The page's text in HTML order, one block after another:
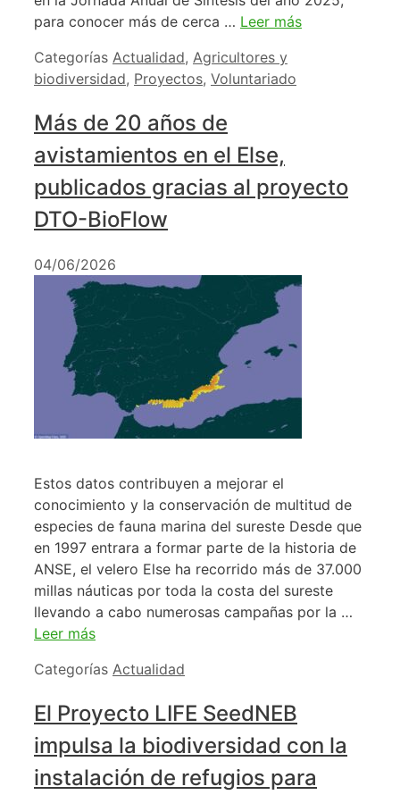
para conocer más de cerca … Leer más
Categorías Actualidad, Agricultores y
biodiversidad, Proyectos, Voluntariado
Más de 20 años de
avistamientos en el Else,
publicados gracias al proyecto
DTO-BioFlow
04/06/2026
Estos datos contribuyen a mejorar el
conocimiento y la conservación de multitud de
especies de fauna marina del sureste Desde que
en 1997 entrara a formar parte de la historia de
ANSE, el velero Else ha recorrido más de 37.000
millas náuticas por toda la costa del sureste
llevando a cabo numerosas campañas por la …
Leer más
Categorías Actualidad
El Proyecto LIFE SeedNEB
impulsa la biodiversidad con la
instalación de refugios para